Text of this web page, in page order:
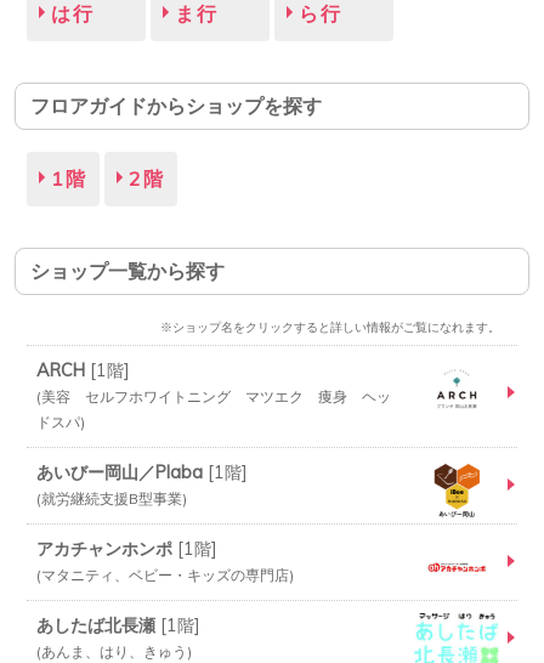
は行 ま行 ら行
フロアガイドからショップを探す
1階 2階
ショップ一覧から探す
※ショップ名をクリックすると詳しい情報がご覧になれます。
ARCH [1階]
美容 セルフホワイトニング マツエク 痩身 ヘッ
ドスパ
あいびー岡山／Plaba [1階]
就労継続支援B型事業
アカチャンホンポ [1階]
マタニティ、ベビー・キッズの専門店
あしたば北長瀬 [1階]
あんま、はり、きゅう